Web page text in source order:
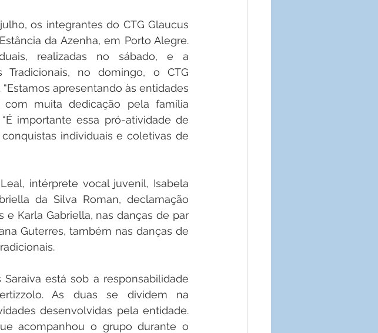
os integrantes do CTG Glaucus
da Azenha, em Porto Alegre.
realizadas no sábado, e a
Tradicionais, no domingo, o CTG
apresentando às entidades
muita dedicação pela família
importante essa pró-atividade de
individuais e coletivas de
intérprete vocal juvenil, Isabela
da Silva Roman, declamação
e Karla Gabriella, nas danças de par
Guterres, também nas danças de
está sob a responsabilidade
As duas se dividem na
desenvolvidas pela entidade.
acompanhou o grupo durante o